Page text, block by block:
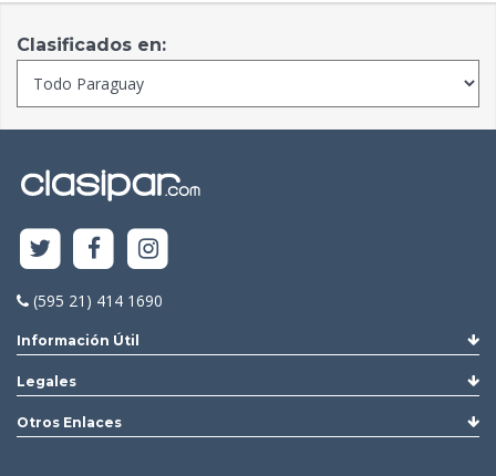
Clasificados en:
(595 21) 414 1690
Información Útil
Legales
Otros Enlaces